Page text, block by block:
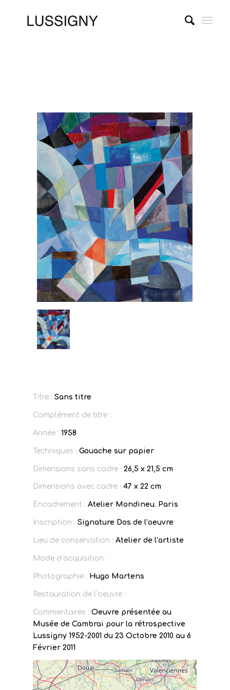
Titre : Sans titre
Complément de titre :
Année : 1958
Techniques : Gouache sur papier
Dimensions sans cadre : 26,5 x 21,5 cm
Dimensions avec cadre : 47 x 22 cm
Encadrement : Atelier Mondineu. Paris
Inscription : Signature Dos de l’oeuvre
Lieu de conservation : Atelier de l’artiste
Mode d’acquisition :
Photographie : Hugo Martens
Restauration de l’oeuvre :
Commentaires : Oeuvre présentée au
Musée de Cambrai pour la rétrospective
Lussigny 1952-2001 du 23 Octobre 2010 au 6
Février 2011